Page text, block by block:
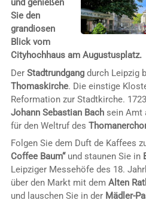
und genießen
Sie den
grandiosen
Blick vom
Cityhochhaus am Augustusplatz.
Der Stadtrundgangdurch Leipzig
Thomaskirche. Die einstige
Reformation zur Stadtkirche.
Johann Sebastian Bachsein Amt
für den Weltruf des
Folgen Sie dem Duft de Kaffees
Coffee Baum“und staunen Sie in
Leipziger Messehöfe des 18.
über den Markt mit dem Alten
und lauschen Sie in der Mädler-